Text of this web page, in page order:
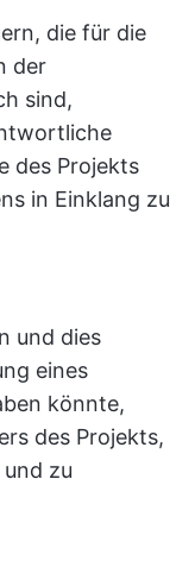
die für die
der
sind,
des Projekts
in Einklang zu
und dies
eines
könnte,
des Projekts,
zu